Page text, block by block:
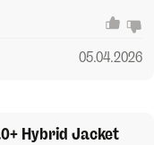
05.04.2026
Hybrid Jacket